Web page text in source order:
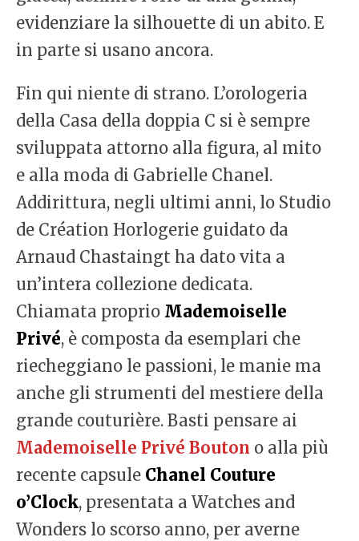
evidenziare la silhouette di un abito. E
in parte si usano ancora.
Fin qui niente di strano. L’orologeria
della Casa della doppia C si è sempre
sviluppata attorno alla figura, al mito
e alla moda di Gabrielle Chanel.
Addirittura, negli ultimi anni, lo Studio
de Création Horlogerie guidato da
Arnaud Chastaingt ha dato vita a
un’intera collezione dedicata.
Chiamata proprio Mademoiselle
Privé, è composta da esemplari che
riecheggiano le passioni, le manie ma
anche gli strumenti del mestiere della
grande couturière. Basti pensare ai
Mademoiselle Privé Bouton o alla più
recente capsule Chanel Couture
o’Clock, presentata a Watches and
Wonders lo scorso anno, per averne